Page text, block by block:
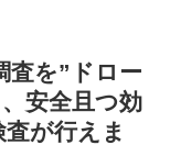
査を”ドロー
安全且つ効
が行えま